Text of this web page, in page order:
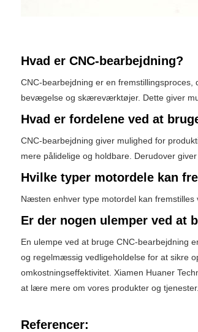
Hvad er CNC-bearbejdning?
CNC-bearbejdning er en
bevægelse og skæreværktøjer. Dette giver
Hvad er fordelene ved at
CNC-bearbejdning giver mulighed for
mere pålidelige og holdbare. Derudover
Hvilke typer motordele kan
Næsten enhver type motordel kan
Er der nogen ulemper ved at
En ulempe ved at bruge CNC-bearbejdning
og regelmæssig vedligeholdelse for at sikre
omkostningseffektivitet. Xiamen Huaner
at lære mere om vores produkter og tjenester.
Referencer: